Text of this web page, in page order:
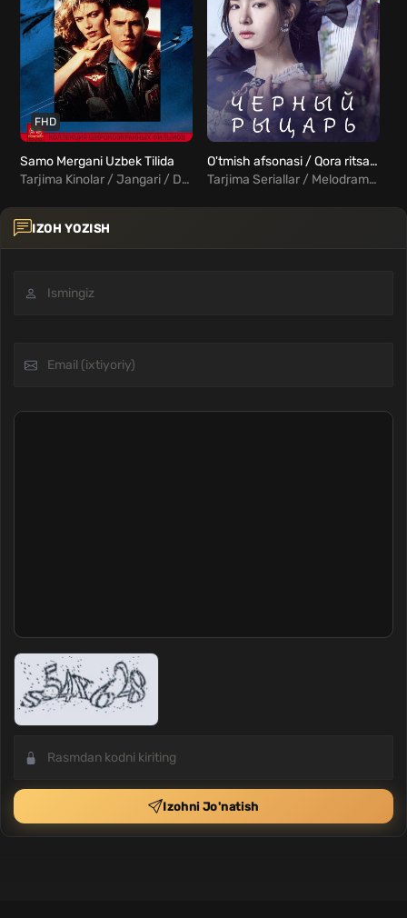
FHD
Samo Mergani Uzbek Tilida
Tarjima Kinolar / Jangari / Drama / Xorij Kinolar Uzbek Tilida
O'tmish afsonasi / Qora ritsar Barcha qismlar Uzbek Tilida
Tarjima Seriallar / Melodrama / Fentezi / Xorij Seriallar Uzbek Tilida
IZOH YOZISH
Izohni Jo'natish